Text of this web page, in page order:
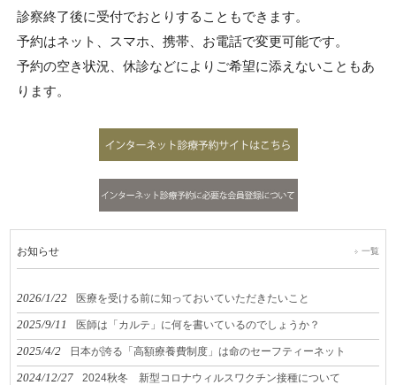
診察終了後に受付でおとりすることもできます。
予約はネット、スマホ、携帯、お電話で変更可能です。
予約の空き状況、休診などによりご希望に添えないこともあ
ります。
お知らせ 一覧
2026/1/22 医療を受ける前に知っておいていただきたいこと
2025/9/11 医師は「カルテ」に何を書いているのでしょうか？
2025/4/2 日本が誇る「高額療養費制度」は命のセーフティーネット
2024/12/27 2024秋冬 新型コロナウィルスワクチン接種について